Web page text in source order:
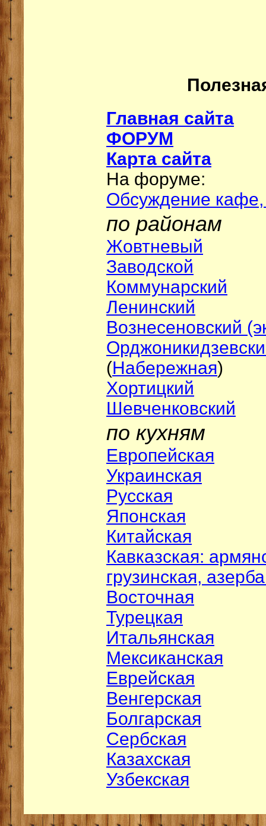
Главная сайта
ФОРУМ
Карта сайта
На форуме:
Обсуждение кафе,
по районам
Жовтневый
Заводской
Коммунарский
Ленинский
Вознесеновский
(Набережная)
Хортицкий
Шевченковский
по кухням
Европейская
Украинская
Русская
Японская
Китайская
Кавказская:
грузинская,
Восточная
Турецкая
Итальянская
Мексиканская
Еврейская
Венгерская
Болгарская
Сербская
Казахская
Узбекская